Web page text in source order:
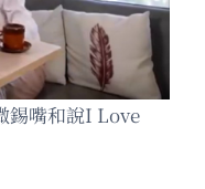
錫嘴和說I Love